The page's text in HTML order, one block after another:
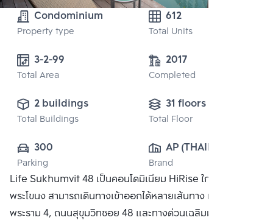
Condominium
Property type
612
Total Units
Total Area
2017
Completed
2 buildings
Total Buildings
31 floors
Total Floor
300
Parking
AP (THAILAND)
PUBLIC CO.,
LTD.
Brand
Life Sukhumvit 48 เป็นคอนโดมิเนียม HiRise ใกล้สถานี
พระโขนง สามารถเดินทางเข้าออกได้หลายเส้นทาง ทั้งถนน
พระราม 4, ถนนสุขุมวิทซอย 48 และทางด่วนเฉลิมมหานครและ